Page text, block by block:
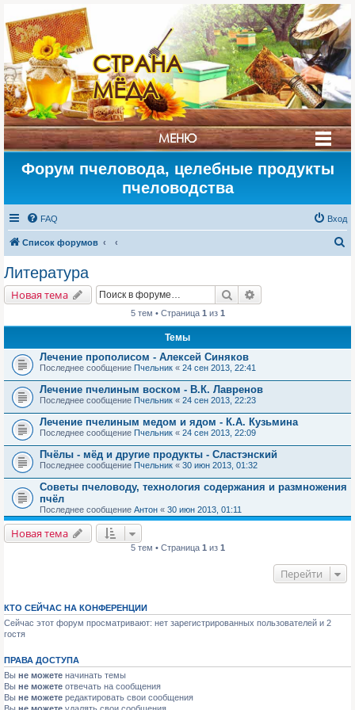
СТРАНА
МЁДА
МЕНЮ
Форум пчеловода, целебные продукты
пчеловодства
FAQ Вход
Список форумов
Литература
Новая тема Поиск
5 тем • Страница 1 из 1
Темы
Лечение прополисом - Алексей Синяков
Последнее сообщение Пчельник « 24 сен 2013, 22:41
Лечение пчелиным воском - В.К. Лавренов
Последнее сообщение Пчельник « 24 сен 2013, 22:23
Лечение пчелиным медом и ядом - К.А. Кузьмина
Последнее сообщение Пчельник « 24 сен 2013, 22:09
Пчёлы - мёд и другие продукты - Сластэнский
Последнее сообщение Пчельник « 30 июн 2013, 01:32
Советы пчеловоду, технология содержания и размножения
пчёл
Последнее сообщение Антон « 30 июн 2013, 01:11
Новая тема
5 тем • Страница 1 из 1
Перейти
КТО СЕЙЧАС НА КОНФЕРЕНЦИИ
Сейчас этот форум просматривают: нет зарегистрированных пользователей и 2
гостя
ПРАВА ДОСТУПА
Вы не можете начинать темы
Вы не можете отвечать на сообщения
Вы не можете редактировать свои сообщения